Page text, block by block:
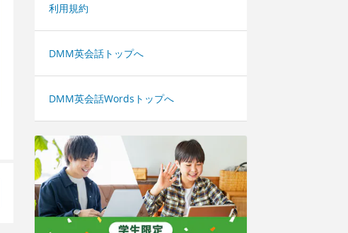
利用規約
DMM英会話トップへ
DMM英会話Wordsトップへ